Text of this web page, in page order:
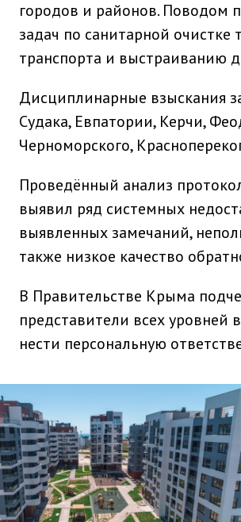
городов и районов.
задач по санитарной
транспорта и выстраиванию
Дисциплинарные взыскания
Судака, Евпатории, Керчи,
Черноморского,
Проведённый анализ
выявил ряд системных
выявленных замечаний,
также низкое качество
В Правительстве Крыма
представители всех
нести персональную